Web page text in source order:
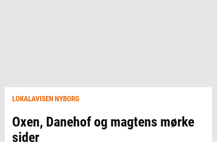
LOKALAVISEN NYBORG
Oxen, Danehof og magtens mørke
sider